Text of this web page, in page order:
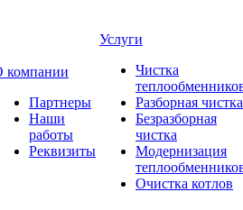
компании
Партнеры
Наши
работы
Реквизиты
Услуги
Чистка
Разборная чистка
Безразборная
чистка
Модернизация
Очистка котлов